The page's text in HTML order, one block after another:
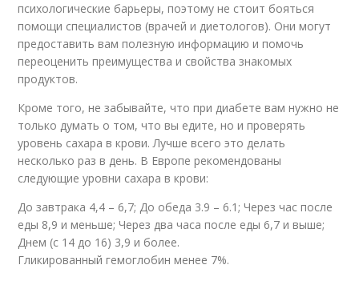
психологические барьеры, поэтому не стоит бояться
помощи специалистов (врачей и диетологов). Они могут
предоставить вам полезную информацию и помочь
переоценить преимущества и свойства знакомых
продуктов.
Кроме того, не забывайте, что при диабете вам нужно не
только думать о том, что вы едите, но и проверять
уровень сахара в крови. Лучше всего это делать
несколько раз в день. В Европе рекомендованы
следующие уровни сахара в крови:
До завтрака 4,4 – 6,7; До обеда 3.9 – 6.1; Через час после
еды 8,9 и меньше; Через два часа после еды 6,7 и выше;
Днем (с 14 до 16) 3,9 и более.
Гликированный гемоглобин менее 7%.